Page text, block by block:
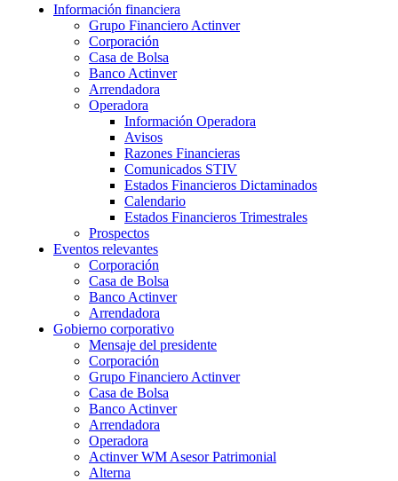
Información financiera
Grupo Financiero Actinver
Corporación
Casa de Bolsa
Banco Actinver
Arrendadora
Operadora
Información Operadora
Avisos
Razones Financieras
Comunicados STIV
Estados Financieros Dictaminados
Calendario
Estados Financieros Trimestrales
Prospectos
Eventos relevantes
Corporación
Casa de Bolsa
Banco Actinver
Arrendadora
Gobierno corporativo
Mensaje del presidente
Corporación
Grupo Financiero Actinver
Casa de Bolsa
Banco Actinver
Arrendadora
Operadora
Actinver WM Asesor Patrimonial
Alterna